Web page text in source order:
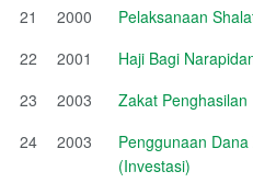
21
2000
Pelaksanaan
22
2001
Haji Bagi
23
2003
Zakat Penghasilan
24
2003
Penggunaan
(Investasi)